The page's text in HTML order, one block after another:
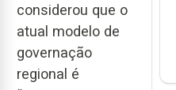
considerou que o
atual modelo de
governação
regional é